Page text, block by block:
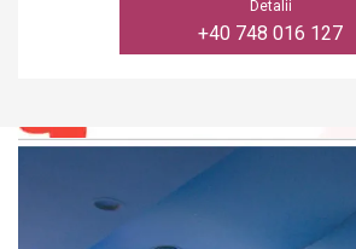
Detalii
+40 748 016 127